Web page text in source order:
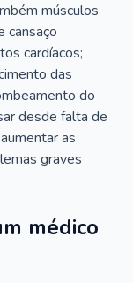
músculos
cansaço
cardíacos;
das
do
desde falta de
as
graves
médico